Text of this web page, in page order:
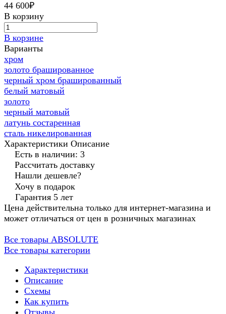
44 600₽
В корзину
В корзине
Варианты
хром
золото брашированное
черный хром брашированный
белый матовый
золото
черный матовый
латунь состаренная
сталь никелированная
Характеристики Описание
Есть в наличии: 3
Рассчитать доставку
Нашли дешевле?
Хочу в подарок
Гарантия 5 лет
Цена действительна только для интернет-магазина и
может отличаться от цен в розничных магазинах
Все товары ABSOLUTE
Все товары категории
Характеристики
Описание
Схемы
Как купить